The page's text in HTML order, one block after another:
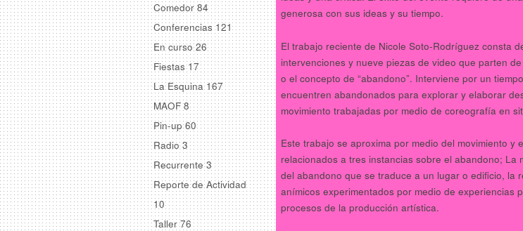
Comedor 84
Conferencias121
En curso26
Fiestas17
La Esquina167
MAOF8
Pin-up60
Radio3
Recurrente3
Reporte de Actividad
10
Taller76
generosa con sus ideas y su tiempo.
El trabajo reciente de Nicole Soto-Rodríguez consta
intervenciones y nueve piezas de video que parten
o el concepto de “abandono”. Interviene por un
encuentren abandonados para explorar y elaborar
movimiento trabajadas por medio de coreografía en
Este trabajo se aproxima por medio del movimiento y
relacionados a tres instancias sobre el abandono; La
del abandono que se traduce a un lugar o edificio, la
anímicos experimentados por medio de experiencias
procesos de la producción artística.